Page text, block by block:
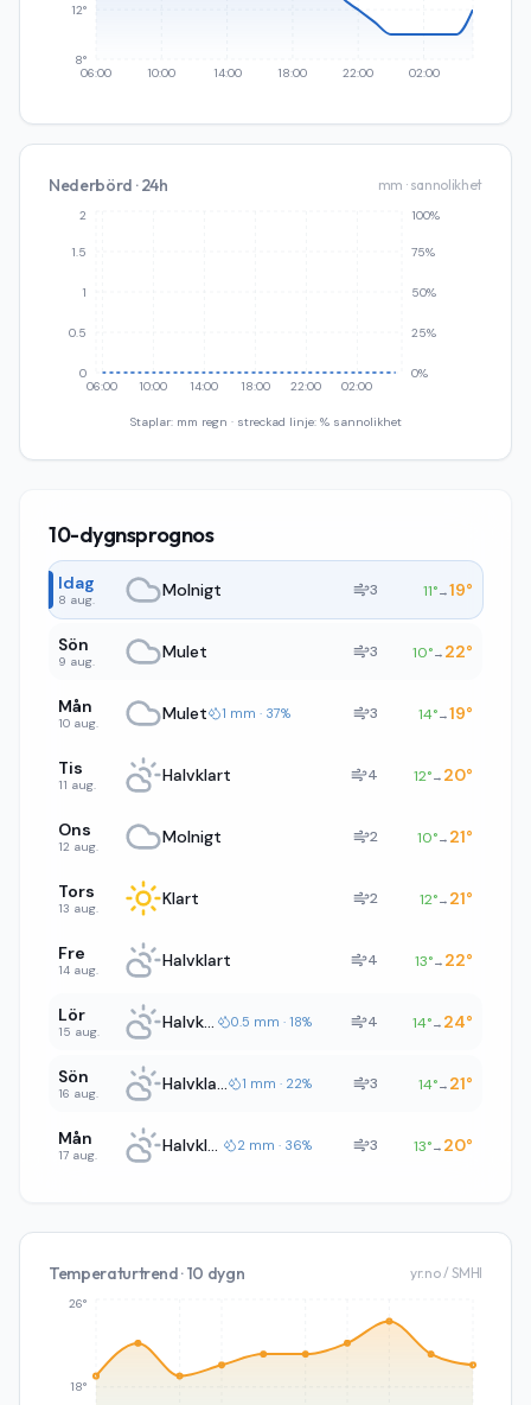
06:00 10:00 14:00 18:00 22:00 02:00
8°
12°
Nederbörd · 24h mm · sannolikhet
06:00 10:00 14:00 18:00 22:00 02:00
0
0.5
1
1.5
2
0%
25%
50%
75%
100%
Staplar: mm regn · streckad linje: % sannolikhet
10-dygnsprognos
Idag
8 aug. Molnigt 3 11°→19°
Sön
9 aug. Mulet 3 10°→ 22°
Mån
10 aug. Mulet 1 mm · 37% 3 14°→19°
Tis
11 aug. Halvklart 4 12°→ 20°
Ons
12 aug. Molnigt 2 10°→ 21°
Tors
13 aug. Klart 2 12°→ 21°
Fre
14 aug. Halvklart 4 13°→ 22°
Lör
15 aug. Halvklart 0.5 mm · 18% 4 14°→ 24°
Sön
16 aug. Halvklart 1 mm · 22% 3 14°→ 21°
Mån
17 aug. Halvklart 2 mm · 36% 3 13°→ 20°
Temperaturtrend · 10 dygn yr.no / SMHI
18°
26°